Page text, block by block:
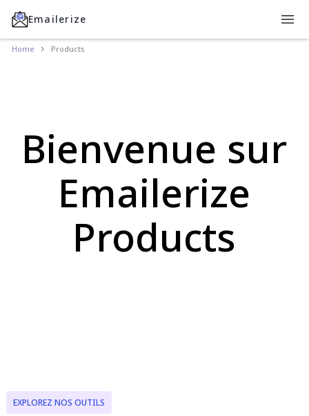
Emailerize
Home Products
Bienvenue sur
Emailerize
Products
EXPLOREZ NOS OUTILS